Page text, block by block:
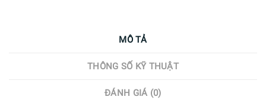
MÔ TẢ
THÔNG SỐ KỸ THUẬT
ĐÁNH GIÁ (0)